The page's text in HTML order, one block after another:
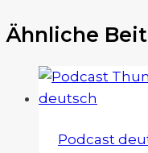
Ähnliche
Podcast